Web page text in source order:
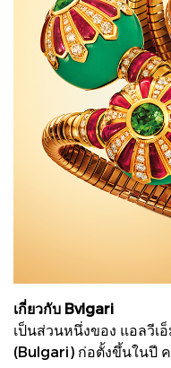
เกี่ยวกับ Bvlgari
เป็นส่วนหนึ่งของ แอลวีเ
(Bulgari) ก่อตั้งขึ้นในปี